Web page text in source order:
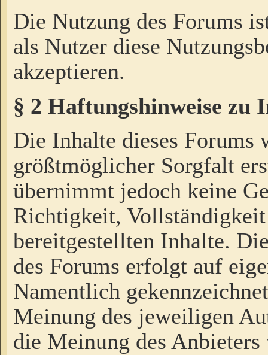
Die Nutzung des Forums
als Nutzer diese
akzeptieren.
§ 2 Haftungshinweise zu
Die Inhalte dieses Forums
größtmöglicher Sorgfalt
übernimmt jedoch keine
Richtigkeit,
bereitgestellten Inhalte.
des Forums erfolgt auf
Namentlich
Meinung des jeweiligen
die Meinung des Anbieters